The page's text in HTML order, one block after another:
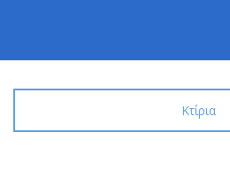
Κτίρια